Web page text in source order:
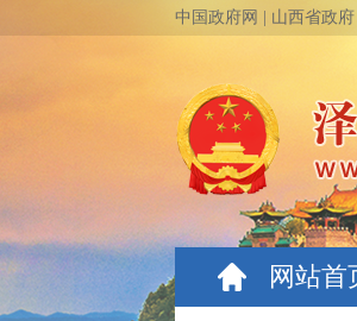
中国政府网 山西省政府
网站首